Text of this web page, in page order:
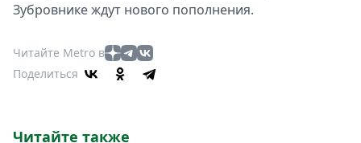
Зубровнике ждут нового пополнения.
Читайте Metro в
Поделиться
Читайте также